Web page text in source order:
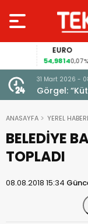
EURO
54,98140,07%
31 Mart 2026 -
Görgel:
ANASAYFA YEREL
BELEDİYE
TOPLADI
08.08.2018 15:34